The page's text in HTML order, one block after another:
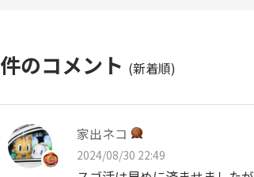
件のコメント (新着順)
家出ネコ
2024/08/30 22:49